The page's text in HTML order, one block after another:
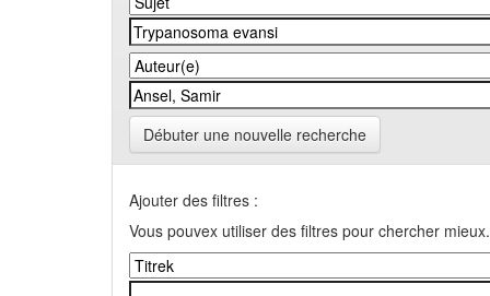
Débuter une nouvelle recherche
Ajouter des filtres :
Vous pouvex utiliser des filtres pour chercher mieux.